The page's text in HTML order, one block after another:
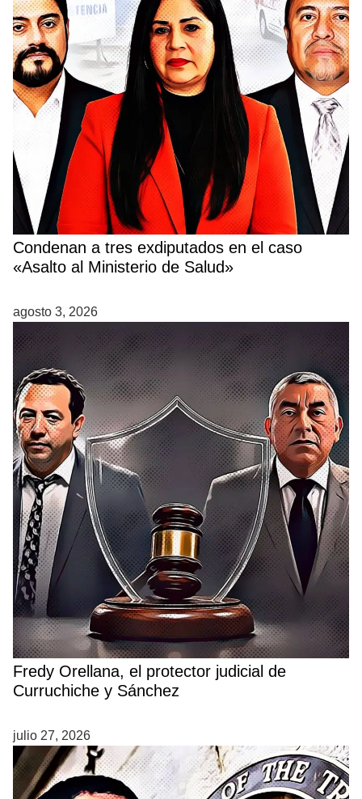
Condenan a tres exdiputados en el caso
«Asalto al Ministerio de Salud»
agosto 3, 2026
Fredy Orellana, el protector judicial de
Curruchiche y Sánchez
julio 27, 2026